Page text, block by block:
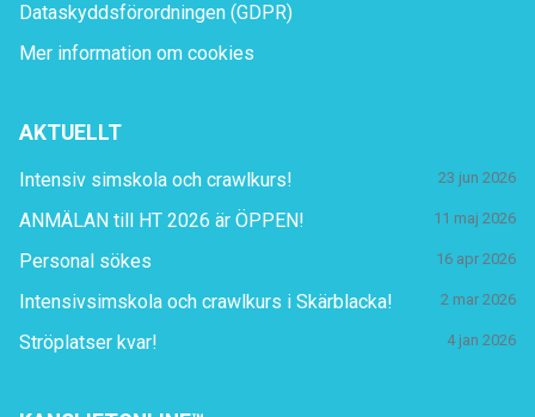
Dataskyddsförordningen (GDPR)
Mer information om cookies
AKTUELLT
Intensiv simskola och crawlkurs! 23 jun 2026
ANMÄLAN till HT 2026 är ÖPPEN! 11 maj 2026
Personal sökes 16 apr 2026
Intensivsimskola och crawlkurs i Skärblacka! 2 mar 2026
Ströplatser kvar! 4 jan 2026